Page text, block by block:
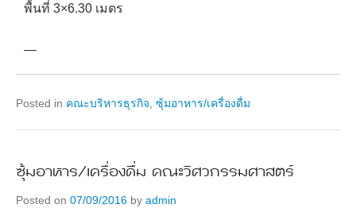
พื้นที่ 3×6.30 เมตร
—
Posted in คณะบริหารธุรกิจ, ซุ้มอาหาร/เครื่องดื่ม
ซุ้มอาหาร/เครื่องดื่ม คณะวิศวกรรมศาสตร์
Posted on 07/09/2016 by admin